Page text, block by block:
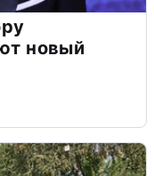
новый